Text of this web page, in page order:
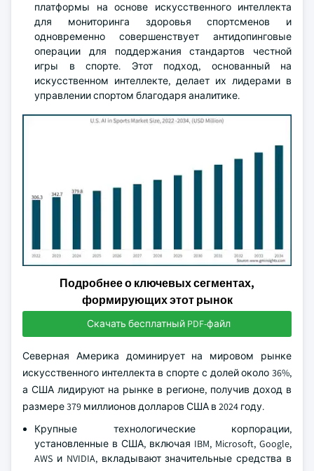
платформы на основе искусственного интеллекта
для мониторинга здоровья спортсменов и
одновременно совершенствует антидопинговые
операции для поддержания стандартов честной
игры в спорте. Этот подход, основанный на
искусственном интеллекте, делает их лидерами в
управлении спортом благодаря аналитике.
Подробнее о ключевых сегментах,
формирующих этот рынок
Скачать бесплатный PDF-файл
Северная Америка доминирует на мировом рынке
искусственного интеллекта в спорте с долей около 36%,
а США лидируют на рынке в регионе, получив доход в
размере 379 миллионов долларов США в 2024 году.
Крупные технологические корпорации,
установленные в США, включая IBM, Microsoft, Google,
AWS и NVIDIA, вкладывают значительные средства в